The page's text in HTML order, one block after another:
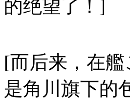
的绝望了！]
[而后来，在
是角川旗下